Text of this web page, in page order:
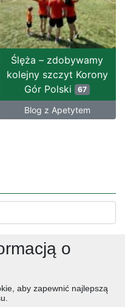
Ślęża – zdobywamy
kolejny szczyt Korony
Gór Polski 67
Blog z Apetytem
o
aby zapewnić najlepszą